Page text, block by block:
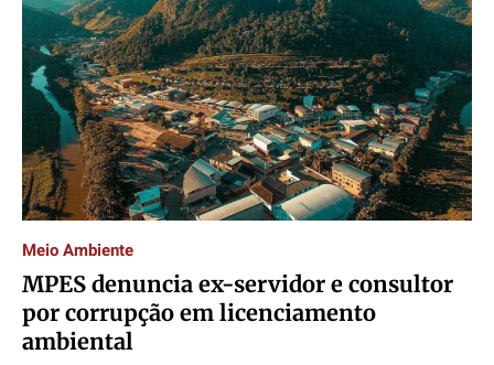
Meio Ambiente
MPES denuncia ex-servidor e consultor
por corrupção em licenciamento
ambiental